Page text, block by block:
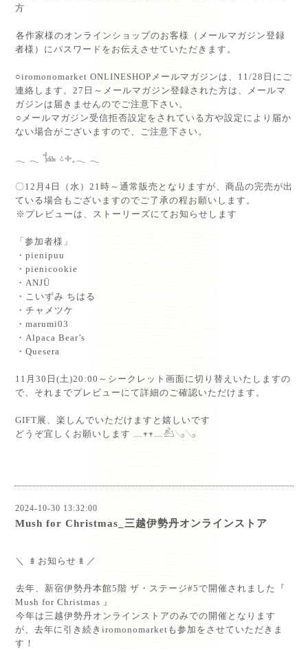
方⁡
⁡各作家様のオンラインショップのお客様（メールマガジン登録
者様）にパスワードをお伝えさせていただきます。⁡
○iromonomarket ONLINESHOPメールマガジンは、11/28日にご
連絡します。27日～メールマガジン登録された方は、メールマ
ガジンは届きませんのでご注意下さい。⁡
⁡○メールマガジン受信拒否設定をされている方や設定により届か
ない場合がございますので、ご注意下さい。 ⁡
𓂃 𓂃 𓍄 𓄽𓇬𓈒𓂃 𓂃⁡
〇12月4日（水）21時～通常販売となりますが、商品の完売が出
ている場合もございますのでご了承の程お願いします。⁡
⁡※プレビューは、ストーリーズにてお知らせします⁡
「参加者様」⁡
⁡・pienipuu⁡
⁡・pienicookie⁡
⁡・ANJÜ⁡
⁡・こいずみ ちはる⁡
⁡・チャメツケ⁡
⁡・marumi03⁡
⁡・Alpaca Bear’s⁡
⁡・Quesera⁡
11月30日(土)20:00～シークレット画面に切り替えいたしますの
で、それまでプレビューにて詳細のご確認いただけます。⁡
GIFT展、楽しんでいただけますと嬉しいです⁡
どうぞ宜しくお願いします ﹏𖥧𖥧﹏𓃕𓂅𓂅⁡
2024-10-30 13:32:00
Mush for Christmas_三越伊勢丹オンラインストア
＼ 𖢔 お知らせ 𖢔 ／⁡
⁡去年、新宿伊勢丹本館5階 ザ・ステージ#5で開催されました『
Mush for Christmas 』⁡
⁡今年は三越伊勢丹オンラインストアのみでの開催となります
が、去年に引き続きiromonomarketも参加をさせていただきま
す！⁡